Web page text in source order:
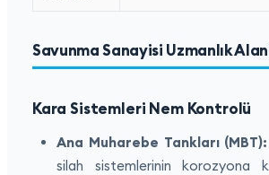
Savunma Sanayisi Uzmanlık
Kara Sistemleri Nem Kontrolü
Ana Muharebe Tankları (MBT):
silah sistemlerinin korozyona